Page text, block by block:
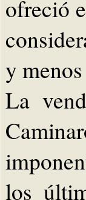
ofreció
y
La
los